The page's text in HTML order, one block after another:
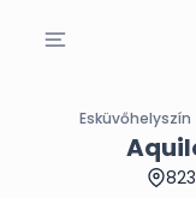
Esküvőhelyszín